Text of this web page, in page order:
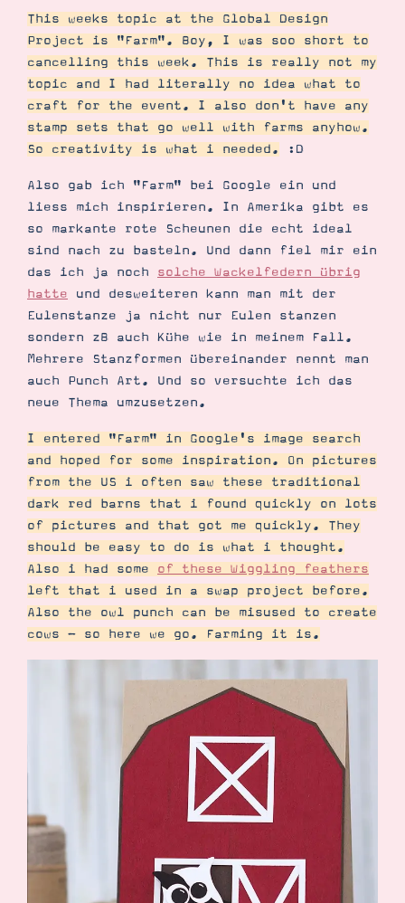
Tipps & Tricks
Ordnungstipps
Suche Impressum Datenschutz
This weeks topic at the Global Design
Project is "Farm". Boy, I was soo short to
cancelling this week. This is really not my
topic and I had literally no idea what to
craft for the event. I also don't have any
stamp sets that go well with farms anyhow.
So creativity is what i needed.
:D
Also gab ich "Farm" bei Google ein und
liess mich inspirieren. In Amerika gibt es
so markante rote Scheunen die echt ideal
sind nach zu basteln. Und dann fiel mir ein
das ich ja noch solche Wackelfedern übrig
hatte und desweiteren kann man mit der
Eulenstanze ja nicht nur Eulen stanzen
sondern zB auch Kühe wie in meinem Fall.
Mehrere Stanzformen übereinander nennt man
auch Punch Art. Und so versuchte ich das
neue Thema umzusetzen.
I entered "Farm" in Google's image search
and hoped for some inspiration. On pictures
from the US i often saw these traditional
dark red barns that i found quickly on lots
of pictures and that got me quickly. They
should be easy to do is what i thought.
Also i had some of these Wiggling feathers
left that i used in a swap project before.
Also the owl punch can be misused to create
cows - so here we go. Farming it is.